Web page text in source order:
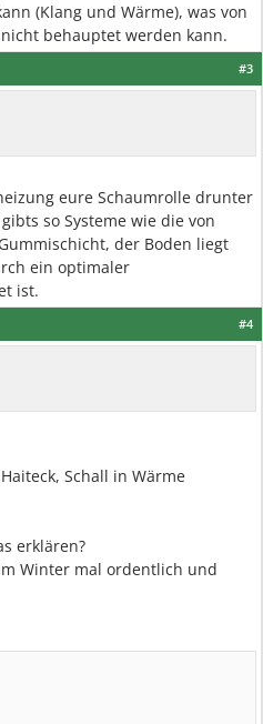
(Klang und Wärme), was von
behauptet werden kann.
#3
eure Schaumrolle drunter
so Systeme wie die von
der Boden liegt
ein optimaler
ist.
#4
Schall in Wärme
erklären?
Winter mal ordentlich und